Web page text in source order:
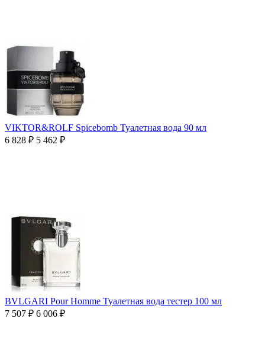
VIKTOR&ROLF Spicebomb Туалетная вода 90 мл
6 828 ₽ 5 462 ₽
BVLGARI Pour Homme Туалетная вода тестер 100 мл
7 507 ₽ 6 006 ₽